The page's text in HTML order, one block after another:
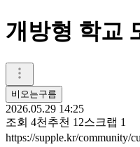
개방형 학교
비오는구름
2026.05.29 14:25
조회 4천 추천 12스크랩 1
https://supple.kr/community/